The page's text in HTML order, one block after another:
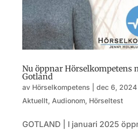
Nu öppnar Hörselkompetens
Gotland
av Hörselkompetens dec 6, 2024
Aktuellt, Audionom, Hörseltest
GOTLAND | I januari 2025